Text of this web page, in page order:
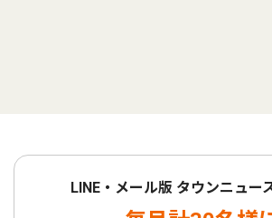
LINE・メール版 タウンニュー